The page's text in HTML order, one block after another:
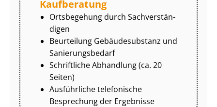
Kaufberatung
Ortsbegehung durch Sach­ver­stän­
di­gen
Beurteilung Gebäudesubstanz und
Sa­nie­rungs­be­darf
Schriftliche Abhandlung (ca. 20
Seiten)
Ausführliche telefonische
Besprechung der Ergebnisse